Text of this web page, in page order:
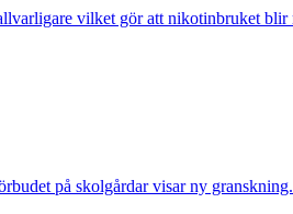
vilket gör att nikotinbruket
på skolgårdar visar ny